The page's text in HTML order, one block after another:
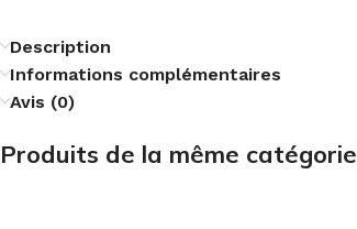
Description
Informations complémentaires
Avis (0)
Produits de la même catégorie